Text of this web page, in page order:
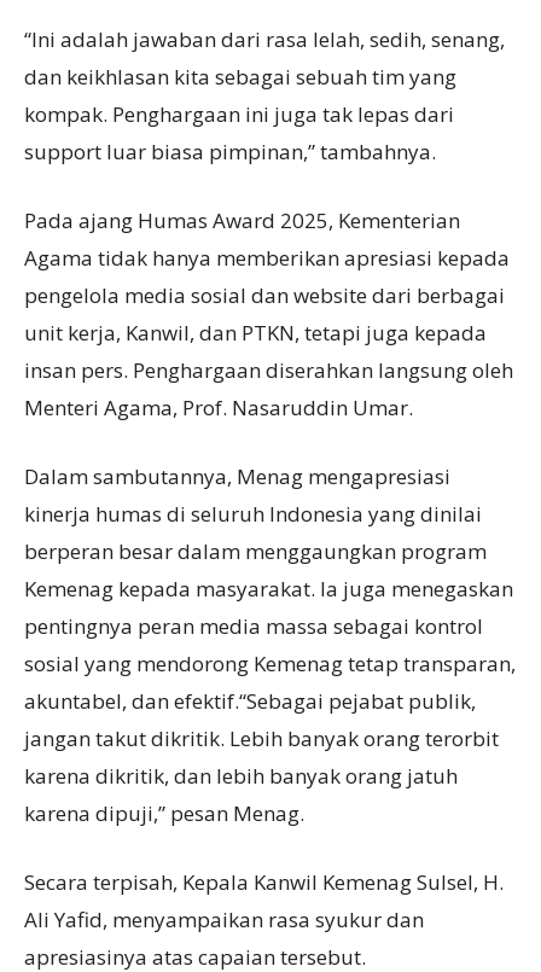
“Ini adalah jawaban dari rasa lelah, sedih, senang,
dan keikhlasan kita sebagai sebuah tim yang
kompak. Penghargaan ini juga tak lepas dari
support luar biasa pimpinan,” tambahnya.
Pada ajang Humas Award 2025, Kementerian
Agama tidak hanya memberikan apresiasi kepada
pengelola media sosial dan website dari berbagai
unit kerja, Kanwil, dan PTKN, tetapi juga kepada
insan pers. Penghargaan diserahkan langsung oleh
Menteri Agama, Prof. Nasaruddin Umar.
Dalam sambutannya, Menag mengapresiasi
kinerja humas di seluruh Indonesia yang dinilai
berperan besar dalam menggaungkan program
Kemenag kepada masyarakat. Ia juga menegaskan
pentingnya peran media massa sebagai kontrol
sosial yang mendorong Kemenag tetap transparan,
akuntabel, dan efektif.“Sebagai pejabat publik,
jangan takut dikritik. Lebih banyak orang terorbit
karena dikritik, dan lebih banyak orang jatuh
karena dipuji,” pesan Menag.
Secara terpisah, Kepala Kanwil Kemenag Sulsel, H.
Ali Yafid, menyampaikan rasa syukur dan
apresiasinya atas capaian tersebut.